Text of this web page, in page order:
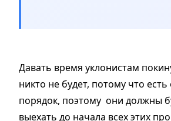
Давать время уклонистам
никто не будет, потому что
порядок, поэтому они должны
выехать до начала всех этих